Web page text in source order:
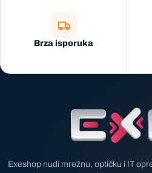
Brza isporuka
Exeshop nudi mrežnu, optičku i IT